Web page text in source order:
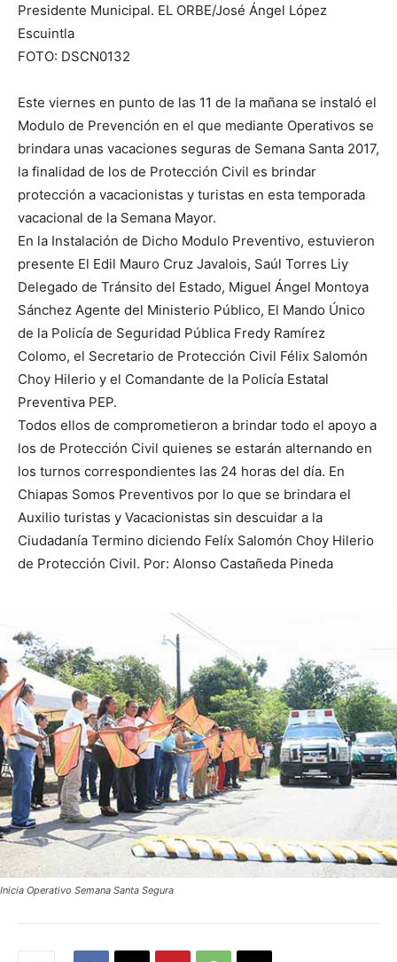
Presidente Municipal. EL ORBE/José Ángel López
Escuintla
FOTO: DSCN0132
Este viernes en punto de las 11 de la mañana se instaló el
Modulo de Prevención en el que mediante Operativos se
brindara unas vacaciones seguras de Semana Santa 2017,
la finalidad de los de Protección Civil es brindar
protección a vacacionistas y turistas en esta temporada
vacacional de la Semana Mayor.
En la Instalación de Dicho Modulo Preventivo, estuvieron
presente El Edil Mauro Cruz Javalois, Saúl Torres Liy
Delegado de Tránsito del Estado, Miguel Ángel Montoya
Sánchez Agente del Ministerio Público, El Mando Único
de la Policía de Seguridad Pública Fredy Ramírez
Colomo, el Secretario de Protección Civil Félix Salomón
Choy Hilerio y el Comandante de la Policía Estatal
Preventiva PEP.
Todos ellos de comprometieron a brindar todo el apoyo a
los de Protección Civil quienes se estarán alternando en
los turnos correspondientes las 24 horas del día. En
Chiapas Somos Preventivos por lo que se brindara el
Auxilio turistas y Vacacionistas sin descuidar a la
Ciudadanía Termino diciendo Felíx Salomón Choy Hilerio
de Protección Civil. Por: Alonso Castañeda Pineda
Inicia Operativo Semana Santa Segura